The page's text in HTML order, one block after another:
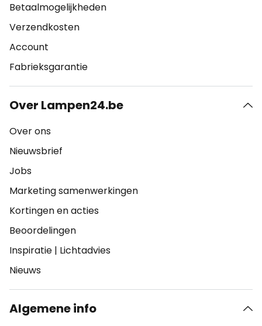
Betaalmogelijkheden
Verzendkosten
Account
Fabrieksgarantie
Over Lampen24.be
Over ons
Nieuwsbrief
Jobs
Marketing samenwerkingen
Kortingen en acties
Beoordelingen
Inspiratie | Lichtadvies
Nieuws
Algemene info